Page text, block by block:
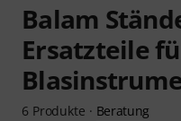
Balam
Ersatzteile
6 Produkte · Beratung